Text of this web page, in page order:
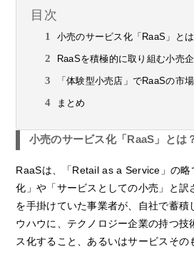
目次
小売のサービス化「RaaS」とは
RaaSを積極的に取り組む小売
「体験型小売店」でRaaSの市
まとめ
小売のサービス化「RaaS」とは
RaaSは、「Retail as a Service」の略
化」や「サービスとしての小売」と訳
を手掛けていた事業者が、自社で蓄積
ウハウに、テクノロジー企業の持つ技
ス化すること、あるいはサービスその